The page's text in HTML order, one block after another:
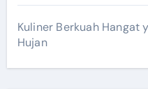
Kuliner Berkuah Hangat
Hujan